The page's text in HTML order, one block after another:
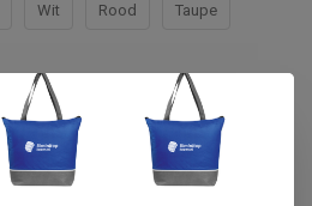
Wit Rood Taupe